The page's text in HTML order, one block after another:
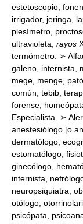
estetoscopio,
irrigador, jeringa,
plesímetro,
ultravioleta, rayos
termómetro. ➢
galeno, internista,
mege, menge,
común, tebib,
forense,
Especialista. ➢
anestesiólogo [o
dermatólogo,
estomatólogo,
ginecólogo,
internista,
neuropsiquiatra,
otólogo,
psicópata,